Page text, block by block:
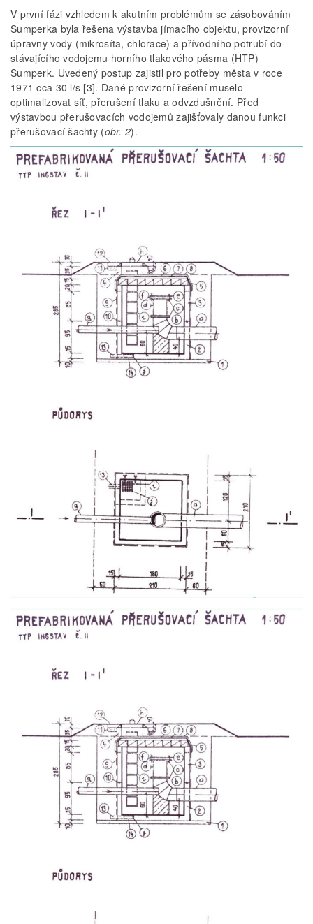
V první fázi vzhledem k akutním problémům se zásobováním
Šumperka byla řešena výstavba jímacího objektu, provizorní
úpravny vody (mikrosíta, chlorace) a přívodního potrubí do
stávajícího vodojemu horního tlakového pásma (HTP)
Šumperk. Uvedený postup zajistil pro potřeby města v roce
1971 cca 30 l/s [3]. Dané provizorní řešení muselo
optimalizovat síť, přerušení tlaku a odvzdušnění. Před
výstavbou přerušovacích vodojemů zajišťovaly danou funkci
přerušovací šachty (obr. 2).